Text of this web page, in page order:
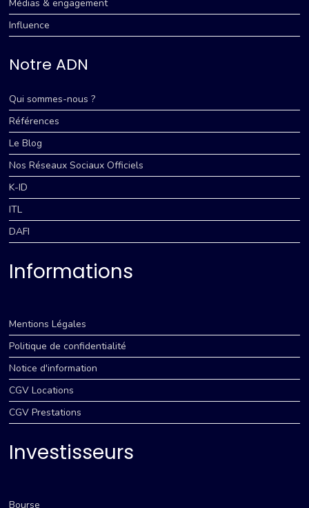
Médias & engagement
Influence
Notre ADN
Qui sommes-nous ?
Références
Le Blog
Nos Réseaux Sociaux Officiels
K-ID
ITL
DAFI
Informations
Mentions Légales
Politique de confidentialité
Notice d'information
CGV Locations
CGV Prestations
Investisseurs
Bourse